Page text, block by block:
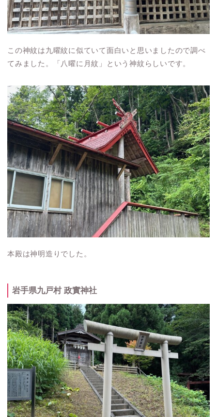
この神紋は九曜紋に似ていて面白いと思いましたので調べ
てみました。「八曜に月紋」という神紋らしいです。
本殿は神明造りでした。
岩手県九戸村 政實神社